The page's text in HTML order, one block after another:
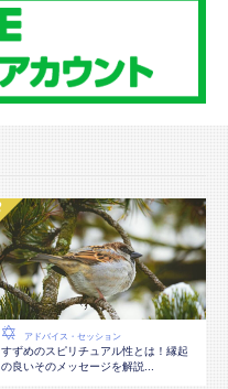
アドバイス・セッション
すずめのスピリチュアル性とは！縁起
の良いそのメッセージを解説...